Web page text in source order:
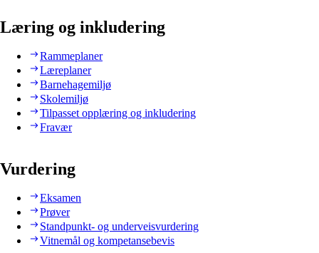
Læring og inkludering
Rammeplaner
Læreplaner
Barnehagemiljø
Skolemiljø
Tilpasset opplæring og inkludering
Fravær
Vurdering
Eksamen
Prøver
Standpunkt- og underveisvurdering
Vitnemål og kompetansebevis